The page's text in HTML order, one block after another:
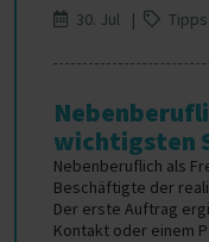
30. Jul |
wichtigsten
Nebenberuflich als
Beschäftigte der
Der erste Auftrag
Kontakt oder einem